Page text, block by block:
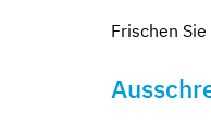
Frischen